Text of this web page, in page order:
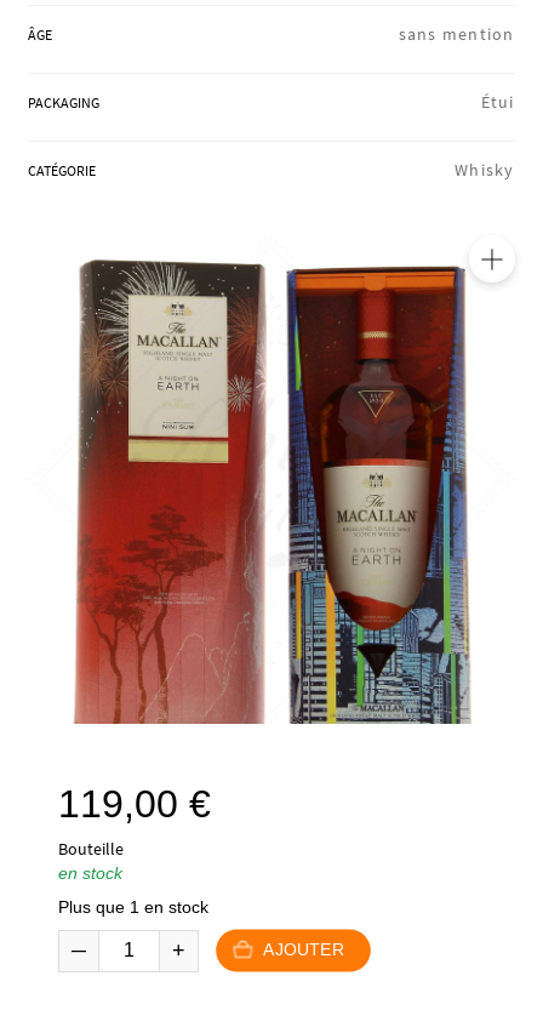
ÂGE sans mention
PACKAGING Étui
CATÉGORIE Whisky
119,00 €
Bouteille
en stock
Plus que 1 en stock
AJOUTER